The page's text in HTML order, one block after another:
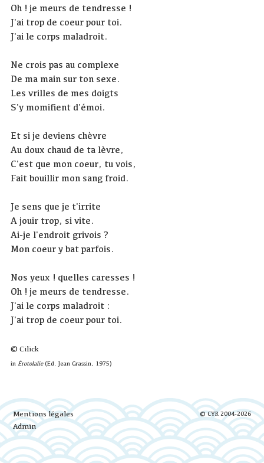
Oh ! je meurs de tendresse !
J'ai trop de coeur pour toi.
J'ai le corps maladroit.
Ne crois pas au complexe
De ma main sur ton sexe.
Les vrilles de mes doigts
S'y momifient d'émoi.
Et si je deviens chèvre
Au doux chaud de ta lèvre,
C'est que mon coeur, tu vois,
Fait bouillir mon sang froid.
Je sens que je t'irrite
A jouir trop, si vite.
Ai-je l'endroit grivois ?
Mon coeur y bat parfois.
Nos yeux ! quelles caresses !
Oh ! je meurs de tendresse.
J'ai le corps maladroit :
J'ai trop de coeur pour toi.
© Cilick
in Érotolalie(Ed. Jean Grassin, 1975)
© CYR 2004-2026
Mentions légales
Admin